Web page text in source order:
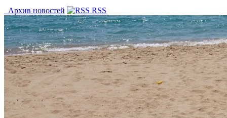
Архив новостей
RSS